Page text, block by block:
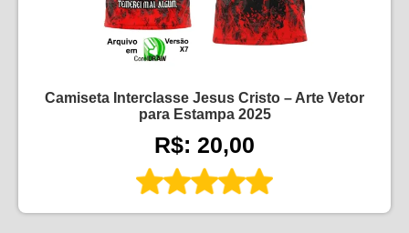
Camiseta Interclasse Jesus Cristo – Arte Vetor
para Estampa 2025
R$: 20,00